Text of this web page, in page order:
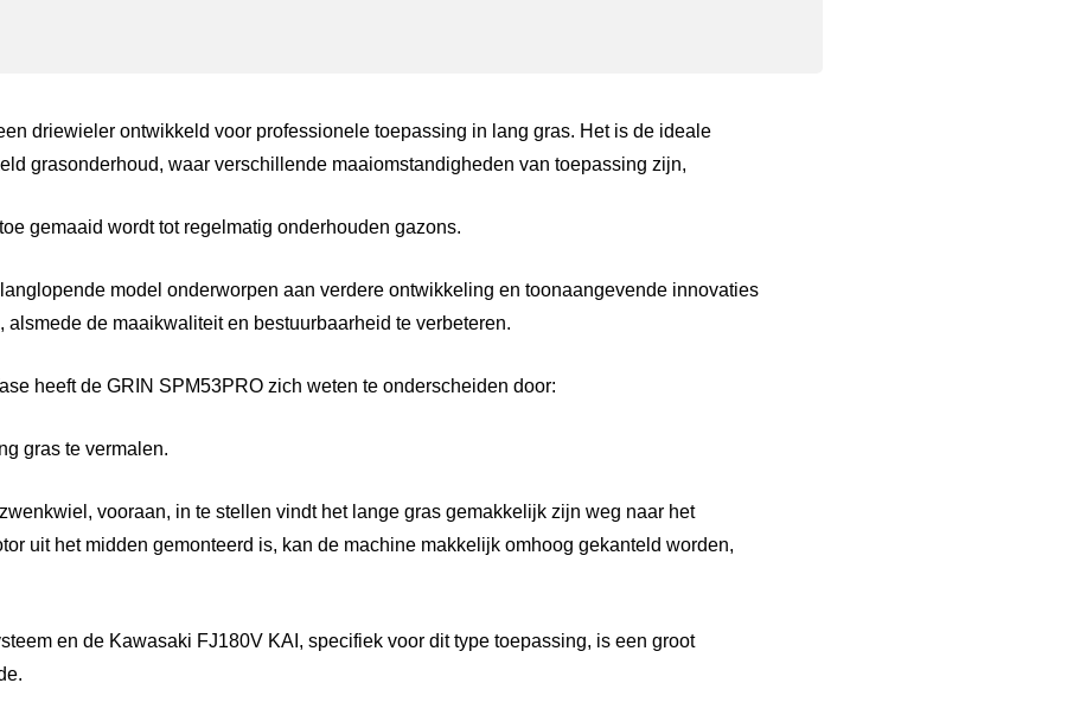
driewieler ontwikkeld voor professionele toepassing in lang gras. Het is de ideale
grasonderhoud, waar verschillende maaiomstandigheden van toepassing zijn,
gemaaid wordt tot regelmatig onderhouden gazons.
model onderworpen aan verdere ontwikkeling en toonaangevende innovaties
alsmede de maaikwaliteit en bestuurbaarheid te verbeteren.
heeft de GRIN SPM53PRO zich weten te onderscheiden door:
gras te vermalen.
vooraan, in te stellen vindt het lange gras gemakkelijk zijn weg naar het
uit het midden gemonteerd is, kan de machine makkelijk omhoog gekanteld worden,
en de Kawasaki FJ180V KAI, specifiek voor dit type toepassing, is een groot